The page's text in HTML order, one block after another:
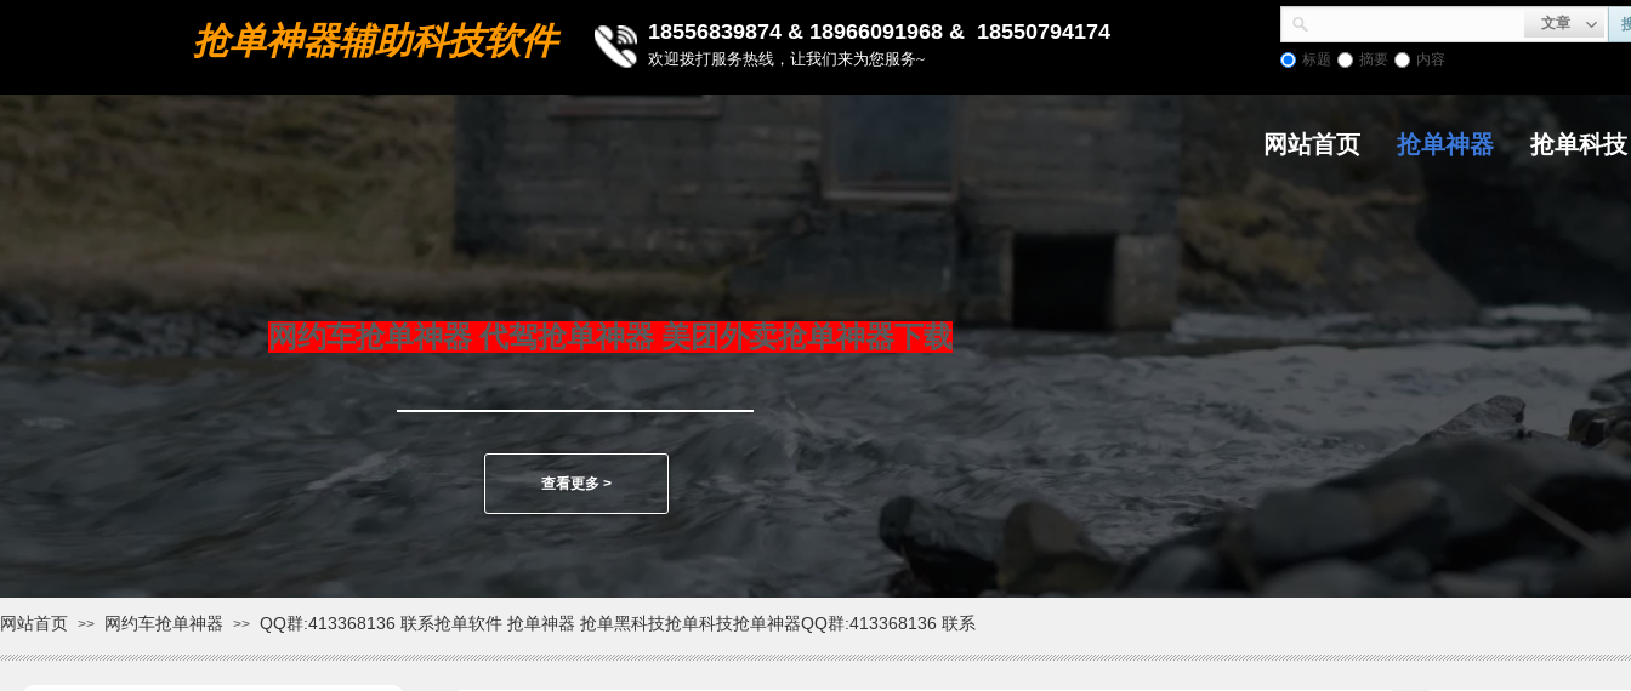
网站首页 抢单神器 抢单科技
网约车抢单神器 代驾抢单神器 美团外卖抢单神器下载
查看更多 >
网站首页 >> 网约车抢单神器 >> QQ群:413368136 联系抢单软件 抢单神器 抢单黑科技抢单科技抢单神器QQ群:413368136 联系
抢单神器辅助科技软件
工具
18556839874 & 18966091968 & 18550794174
欢迎拨打服务热线，让我们来为您服务~
文章
标题 摘要 内容